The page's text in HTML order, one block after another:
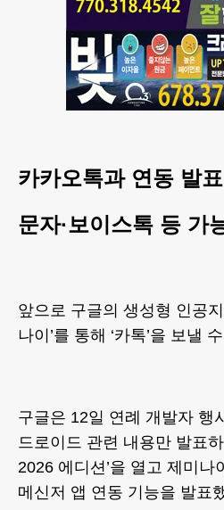
카카오톡과 연동 발표
문자·보이스톡 등 가
앞으로 구글의 생성형 인공지
나이’를 통해 ‘카톡’을 보낼
구글은 12일 연례 개발자 행
드로이드 관련 내용만 발표
2026 에디션’을 열고 제미나
메신저 앱 연동 기능을 발표